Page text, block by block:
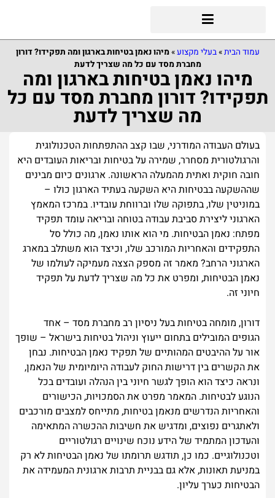
עמוד הבית»בעלי מקצוע»מיהו נאמן בטיחות בארגון ומה תפקידו? דורון
מחברת מסד עם כל מה שצריך לדעת
מיהו נאמן בטיחות בארגון ומה
תפקידו? דורון מחברת מסד עם כל
מה שצריך לדעת
בעולם העבודה המודרני, שבו קצב ההתפתחות הטכנולוגית
והרגולטורית מסחרר, שמירה על בטיחות ובריאות העובדים היא
חובה חוקית ואתית מהמעלה הראשונה. ארגונים כיום מבינים
שההשקעה בבטיחות היא השקעה בעתיד הארגון כולו –
במוניטין שלו, בתפוקה שלו וברווחת עובדיו. במרכז המאמץ
הארגוני ליצירת סביבת עבודה בטוחה ובריאה עומד תפקיד
מפתח: נאמן הבטיחות. מי הוא אותו נאמן, מה כולל סל
התפקידים והאחריות המורכב שלו, וכיצד הוא משתלב במארג
הארגוני הרחב? מאמר זה מספק הצצה מעמיקה לעולמו של
נאמן הבטיחות, ומפרט את כל מה שצריך לדעת על תפקיד
חיוני זה.
דורון, מומחה בטיחות בעל ניסיון רב מחברת מסד – אחד
הגופים המובילים בתחום ייעוץ וניהול בטיחות בישראל – שופך
אור על ההיבטים המהותיים של תפקיד נאמן הבטיחות. נבחן
את הקשרים בין דרישות החוק לעבודה היומיומית של הנאמן,
ונראה כיצד הוא הופך לגשר חיוני בין הנהלה ועובדים בכל
הנוגע לבטיחות. המאמר מפרט את הסמכויות, הכישורים
והאחריות הנדרשים מנאמן בטיחות, מתייחס למצבים מורכבים
ולאתגרים נפוצים, ומדגיש את חשיבות ההכשרה המתאימה
והעדכון המתמיד של הידע נוכח שינויים רגולטוריים
וטכנולוגיים. כמו כן, תודגש תרומתו של נאמן הבטיחות לא רק
במניעת תאונות, אלא גם בבניית תרבות ארגונית המעמידה את
הבטיחות כערך עליון.